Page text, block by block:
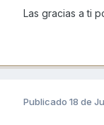
Las gracias a ti
Publicado 18 de